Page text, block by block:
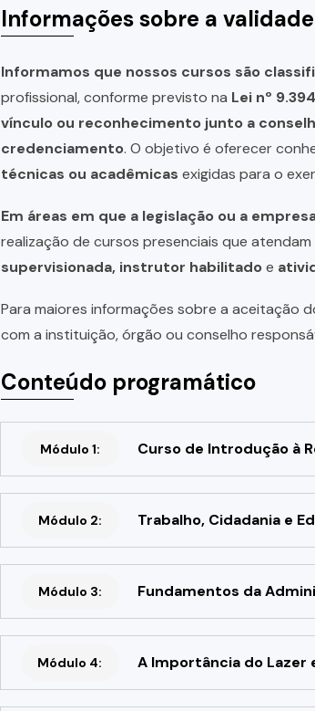
Informações sobre a
Informamos que nossos cursos são
profissional, conforme previsto na Lei nº
vínculo ou reconhecimento junto a
credenciamento. O objetivo é oferecer
técnicas ou acadêmicas exigidas para o
Em áreas em que a legislação ou a
realização de cursos presenciais que
supervisionada, instrutor habilitadoe
Para maiores informações sobre a aceitação
com a instituição, órgão ou conselho
Conteúdo programático
Módulo 1: Curso de Introdução à
Módulo 2: Trabalho, Cidadania e
Módulo 3: Fundamentos da
Módulo 4: A Importância do Lazer